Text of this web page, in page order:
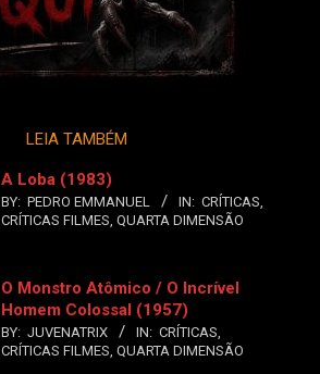
LEIA TAMBÉM
A Loba (1983)
BY: PEDRO EMMANUEL IN: CRÍTICAS
CRÍTICAS FILMES QUARTA DIMENSÃO
O Monstro Atômico / O Incrível
Homem Colossal (1957)
BY: JUVENATRIX IN: CRÍTICAS
CRÍTICAS FILMES QUARTA DIMENSÃO